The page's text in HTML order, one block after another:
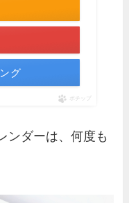
グ
ポチップ
ンダーは、何度も